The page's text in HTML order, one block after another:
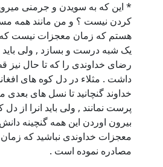
* این که به سویدن و جرمنی
کردن نیست ؟ و من مانند همه
هستم که زمان معجزات نیست که
یک شبه درست و بسازد , ولی
رضای خداوندی را که تا حال نیز
داشت . مثلاء در دل کوه های
خداوند گنچانید تا نسل های
پرست نمانند , ولی باید انرا از دل
بیرون اوردن این همه گنچینه
معجزات خداوندی نباشید که
مصادره نموده است .